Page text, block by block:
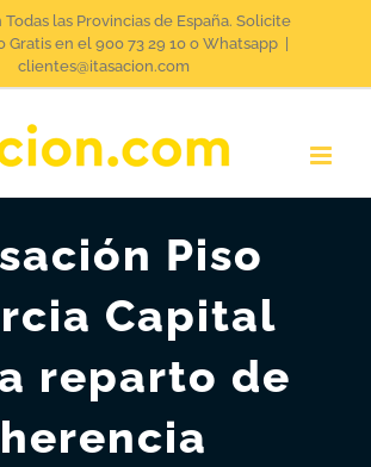
Todas las Provincias de España. Solicite
Gratis en el 900 73 29 10 o Whatsapp
clientes@itasacion.com
Piso
Capital
reparto de
herencia